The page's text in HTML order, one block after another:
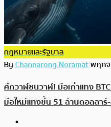
กฎหมายและรัฐบาล
ByChannarong Noramatพฤศ
ศึกวาฬชนวาฬ! มือเก๋าแทง
มือใหม่แทงขึ้น 51 ล้านดอลลา